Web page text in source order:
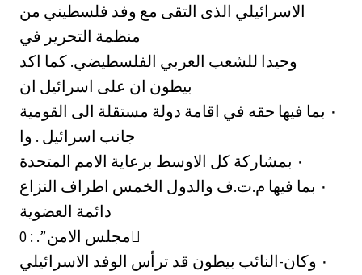
الاسرائيلي الذى التقى مع وفد فلسطيني من
منظمة التحرير في
وحيدا للشعب العربي الفلسطيضي. كما اكد
بيطون ان على اسرائيل ان
القومية ‎٠‏ بما فيها حقه في اقامة دولة مستقلة الى
جانب اسرائيل . وا
الاوسط برعاية الامم المتحدة ‎٠‏ بمشاركة كل
اطراف النزاع ‎٠‏ بما فيها م.ت.ف والدول الخمس
دائمة العضوية
مجلس الامن ”. : 0 ْ
وكان-النائب بيطون قد ترأس الوفد الاسرائيلي ‎٠‏